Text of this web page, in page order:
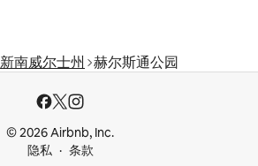
新南威尔士州 赫尔斯通公园
© 2026 Airbnb, Inc.
隐私
条款